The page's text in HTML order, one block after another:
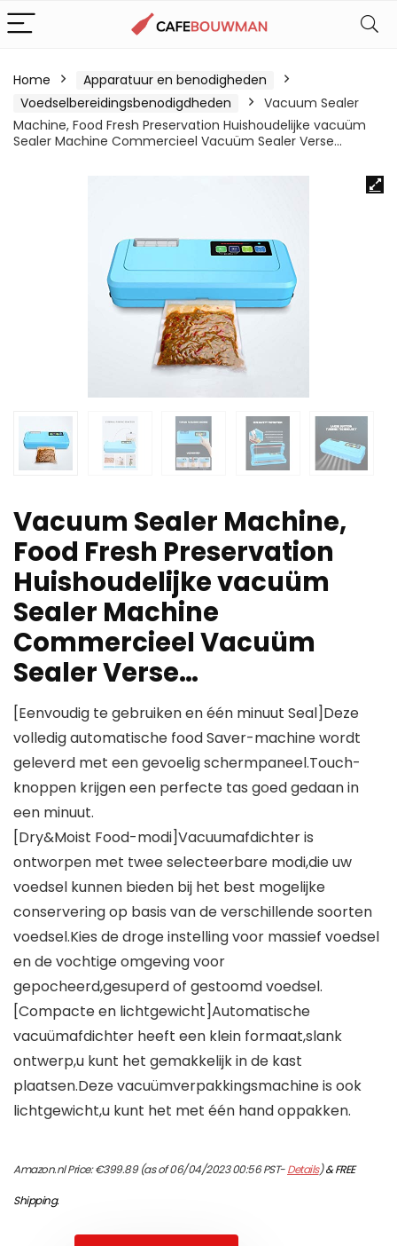
Home
Apparatuur en benodigheden
Voedselbereidingsbenodigdheden
Vacuum Sealer
Machine, Food Fresh Preservation Huishoudelijke vacuüm
Sealer Machine Commercieel Vacuüm Sealer Verse…
Vacuum Sealer Machine,
Food Fresh Preservation
Huishoudelijke vacuüm
Sealer Machine
Commercieel Vacuüm
Sealer Verse…
[Eenvoudig te gebruiken en één minuut Seal]Deze
volledig automatische food Saver-machine wordt
geleverd met een gevoelig schermpaneel.Touch-
knoppen krijgen een perfecte tas goed gedaan in
een minuut.
[Dry&Moist Food-modi]Vacuumafdichter is
ontworpen met twee selecteerbare modi,die uw
voedsel kunnen bieden bij het best mogelijke
conservering op basis van de verschillende soorten
voedsel.Kies de droge instelling voor massief voedsel
en de vochtige omgeving voor
gepocheerd,gesuperd of gestoomd voedsel.
[Compacte en lichtgewicht]Automatische
vacuümafdichter heeft een klein formaat,slank
ontwerp,u kunt het gemakkelijk in de kast
plaatsen.Deze vacuümverpakkingsmachine is ook
lichtgewicht,u kunt het met één hand oppakken.
Amazon.nl Price:€399.89(as of 06/04/2023 00:56 PST-Details)&FREE
Shipping.